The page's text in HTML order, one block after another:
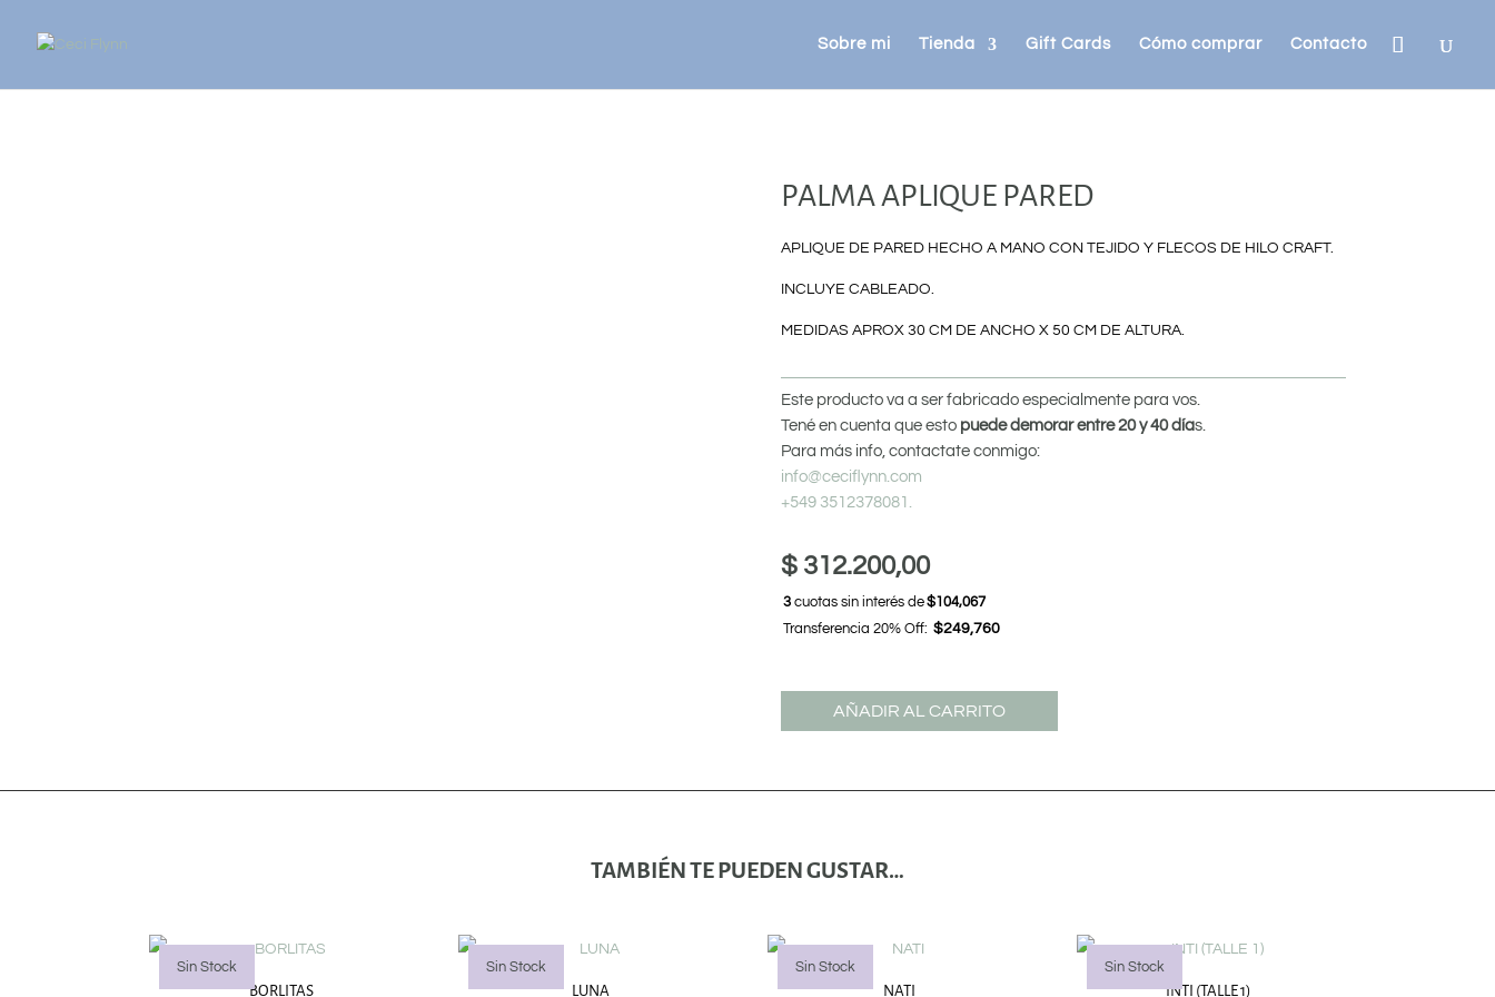
Sobre mi Tienda Gift Cards Cómo comprar Contacto
PALMA APLIQUE PARED
APLIQUE DE PARED HECHO A MANO CON TEJIDO Y FLECOS DE HILO CRAFT.
INCLUYE CABLEADO.
MEDIDAS APROX 30 CM DE ANCHO X 50 CM DE ALTURA.
Este producto va a ser fabricado especialmente para vos.
Tené en cuenta que esto puede demorar entre 20 y 40 días.
Para más info, contactate conmigo:
info@ceciflynn.com
+549 3512378081.
$312.200,00
3cuotas sin interés de$104,067
Transferencia 20% Off: $249,760
AÑADIR AL CARRITO
TAMBIÉN TE PUEDEN GUSTAR…
Sin Stock
BORLITAS
Sin Stock
LUNA
Sin Stock
NATI
Sin Stock
INTI (TALLE 1)